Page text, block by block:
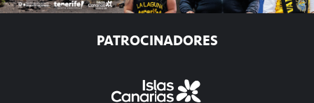
PATROCINADORES